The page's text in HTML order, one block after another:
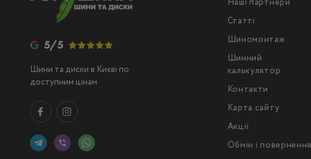
5/5
Шини та диски в Києві по
доступним цінам
Наші партнери
Статті
Шиномонтаж
Шинний
калькулятор
Контакти
Карта сайту
Акції
Обмін і повернення